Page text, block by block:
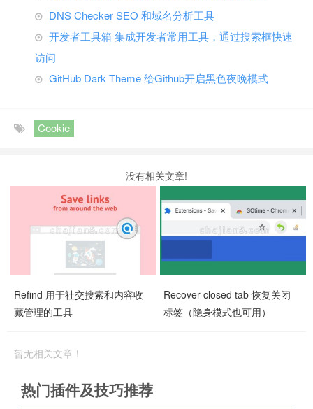
DNS Checker SEO 和域名分析工具
开发者工具箱 集成开发者常用工具，通过搜索框快速
访问
GitHub Dark Theme 给Github开启黑色夜晚模式
Cookie
没有相关文章!
Refind 用于社交搜索和内容收
藏管理的工具
Recover closed tab 恢复关闭
标签（隐身模式也可用）
暂无相关文章！
热门插件及技巧推荐